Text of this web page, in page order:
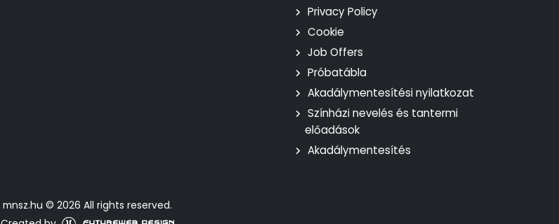
Privacy Policy
Cookie
Job Offers
Próbatábla
Akadálymentesítési nyilatkozat
Színházi nevelés és tantermi
előadások
Akadálymentesítés
mnsz.hu © 2026 All rights reserved.